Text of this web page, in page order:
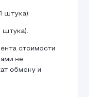
штука);
штука).
стоимости
не
обмену и